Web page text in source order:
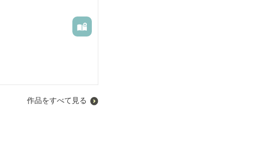
作品をすべて見る